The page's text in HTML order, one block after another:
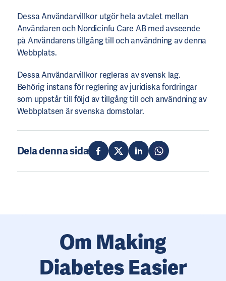
Dessa Användarvillkor utgör hela avtalet mellan
Användaren och Nordicinfu Care AB med avseende
på Användarens tillgång till och användning av denna
Webbplats.
Dessa Användarvillkor regleras av svensk lag.
Behörig instans för reglering av juridiska fordringar
som uppstår till följd av tillgång till och användning av
Webbplatsen är svenska domstolar.
Dela denna sida
Om Making
Diabetes Easier